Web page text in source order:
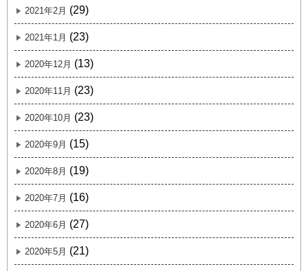
2021年2月 (29)
2021年1月 (23)
2020年12月 (13)
2020年11月 (23)
2020年10月 (23)
2020年9月 (15)
2020年8月 (19)
2020年7月 (16)
2020年6月 (27)
2020年5月 (21)